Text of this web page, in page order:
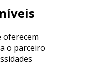
oferecem
o parceiro